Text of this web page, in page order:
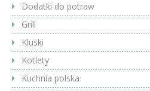
Dodatki do potraw
Grill
Kluski
Kotlety
Kuchnia polska